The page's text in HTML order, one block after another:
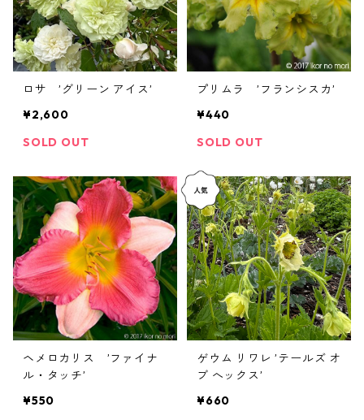
ロサ ’グリーン アイス’
¥2,600
SOLD OUT
プリムラ ’フランシスカ’
¥440
SOLD OUT
ヘメロカリス ’ファイナ
ル・タッチ’
¥550
ゲウム リワレ ’テールズ オ
ブ へックス’
¥660